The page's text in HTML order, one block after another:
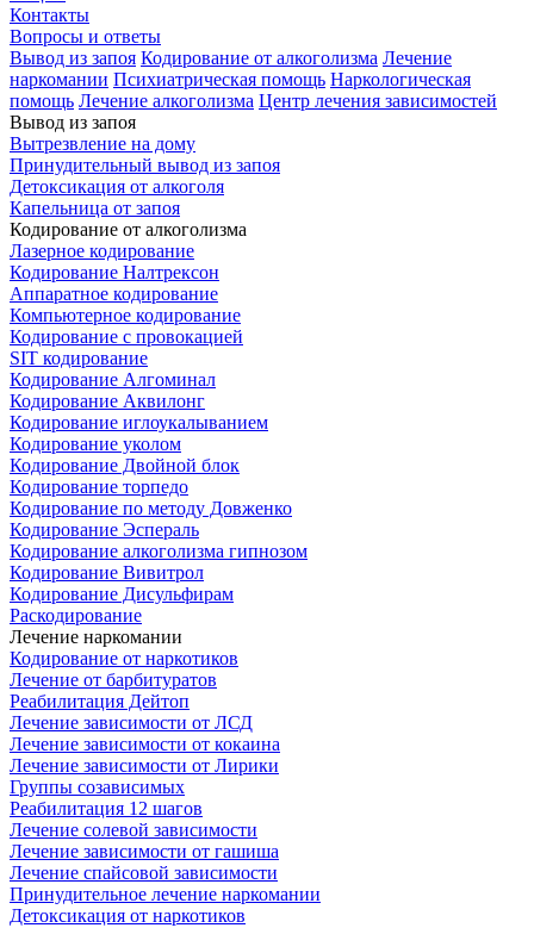
Контакты
Вопросы и ответы
Вывод из запоя Кодирование от алкоголизма Лечение
наркомании Психиатрическая помощь Наркологическая
помощь Лечение алкоголизма Центр лечения зависимостей
Вывод из запоя
Вытрезвление на дому
Принудительный вывод из запоя
Детоксикация от алкоголя
Капельница от запоя
Кодирование от алкоголизма
Лазерное кодирование
Кодирование Налтрексон
Аппаратное кодирование
Компьютерное кодирование
Кодирование с провокацией
SIT кодирование
Кодирование Алгоминал
Кодирование Аквилонг
Кодирование иглоукалыванием
Кодирование уколом
Кодирование Двойной блок
Кодирование торпедо
Кодирование по методу Довженко
Кодирование Эспераль
Кодирование алкоголизма гипнозом
Кодирование Вивитрол
Кодирование Дисульфирам
Раскодирование
Лечение наркомании
Кодирование от наркотиков
Лечение от барбитуратов
Реабилитация Дейтоп
Лечение зависимости от ЛСД
Лечение зависимости от кокаина
Лечение зависимости от Лирики
Группы созависимых
Реабилитация 12 шагов
Лечение солевой зависимости
Лечение зависимости от гашиша
Лечение спайсовой зависимости
Принудительное лечение наркомании
Детоксикация от наркотиков